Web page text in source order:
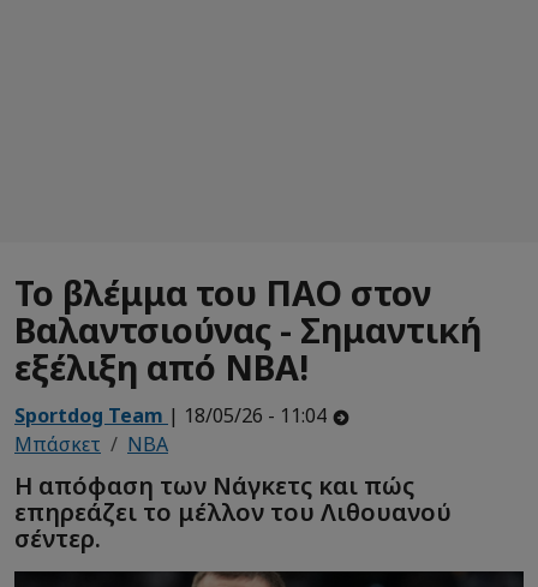
Το βλέμμα του ΠΑΟ στον
Βαλαντσιούνας - Σημαντική
εξέλιξη από NBA!
Sportdog Team | 18/05/26 - 11:04
Μπάσκετ
NBA
Η απόφαση των Νάγκετς και πώς
επηρεάζει το μέλλον του Λιθουανού
σέντερ.